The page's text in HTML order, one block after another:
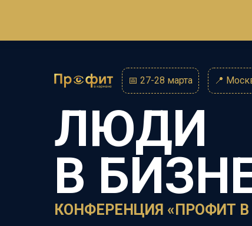
📅 27-28 марта 📍
ЛЮДИ
В
КОНФЕРЕНЦИЯ «ПРОФИТ